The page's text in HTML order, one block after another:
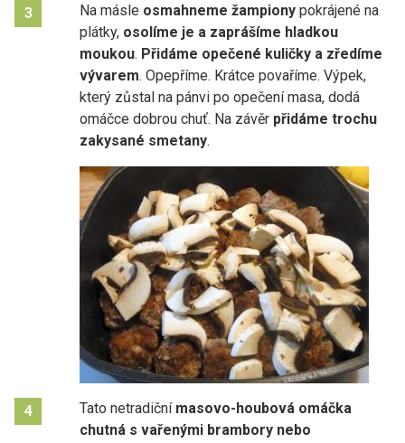
3 Na másle osmahneme žampiony pokrájené na
plátky, osolíme je a zaprášíme hladkou
moukou. Přidáme opečené kuličky a zředíme
vývarem. Opepříme. Krátce povaříme. Výpek,
který zůstal na pánvi po opečení masa, dodá
omáčce dobrou chuť. Na závěr přidáme trochu
zakysané smetany.
4 Tato netradiční masovo-houbová omáčka
chutná s vařenými brambory nebo